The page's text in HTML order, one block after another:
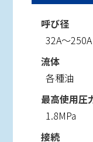
呼び径
32A～250A
流体
各種油
最高使用圧
1.8MPa
接続